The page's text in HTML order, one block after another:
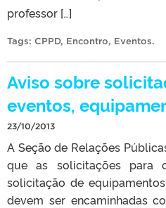
professor […]
Tags: CPPD, Encontro, Eventos.
Aviso sobre
eventos,
23/10/2013
A Seção de Relações
que as solicitações para
solicitação de
devem ser encaminhadas